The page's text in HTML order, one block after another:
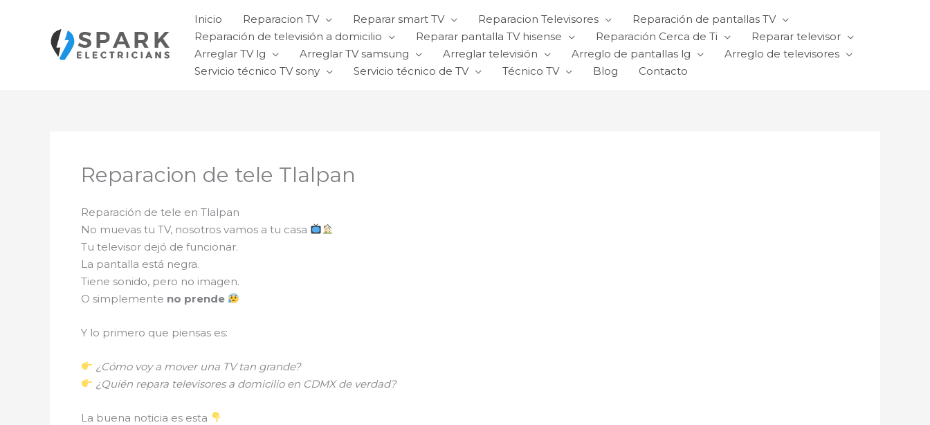
contenido
Inicio Reparacion TV Reparar smart TV Reparacion Televisores
Reparación de pantallas TV
Reparación de televisión a domicilio
Reparar pantalla TV hisense Reparación Cerca de Ti
Reparar televisor
Arreglar TV lg
Arreglar TV samsung Arreglar televisión Arreglo de pantallas lg
Arreglo de televisores
Servicio técnico TV sony
Servicio técnico de TV Técnico TV Blog Contacto
Reparacion de tele Tlalpan
Reparación de tele en Tlalpan
No muevas tu TV, nosotros vamos a tu casa
Tu televisor dejó de funcionar.
La pantalla está negra.
Tiene sonido, pero no imagen.
O simplemente no prende
Y lo primero que piensas es:
¿Cómo voy a mover una TV tan grande?
¿Quién repara televisores a domicilio en CDMX de verdad?
La buena noticia es esta